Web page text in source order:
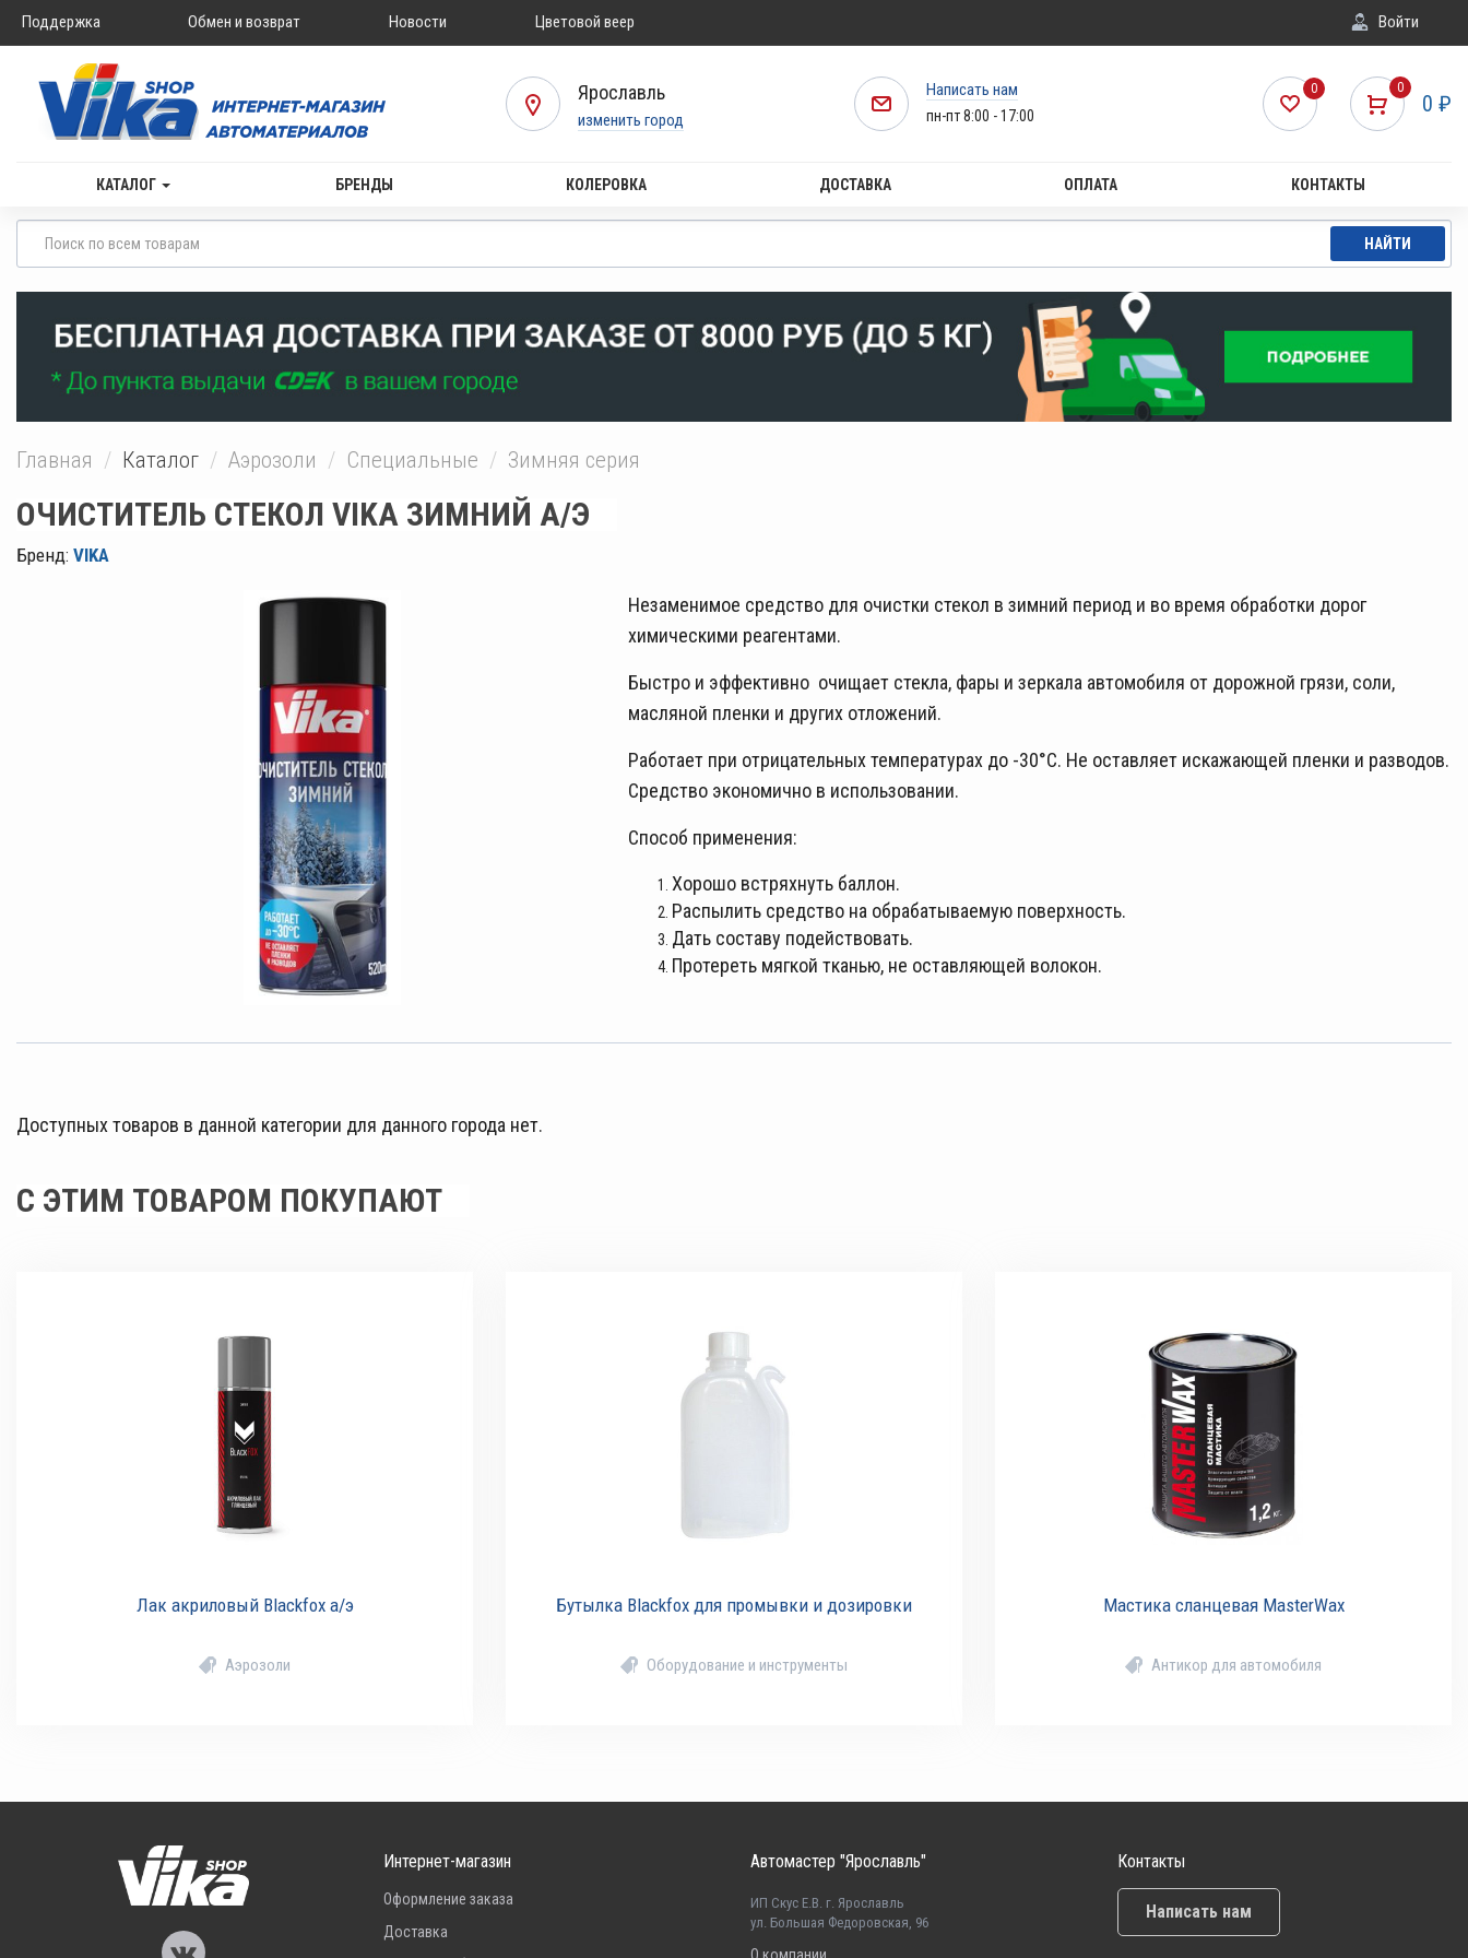
Поддержка Обмен и возврат Новости Цветовой веер Войти
Ярославль
изменить город
Написать нам
пн-пт 8:00 - 17:00
0
0 ₽
0
КАТАЛОГ БРЕНДЫ КОЛЕРОВКА ДОСТАВКА ОПЛАТА КОНТАКТЫ
НАЙТИ
Главная Каталог Аэрозоли Специальные Зимняя серия
ОЧИСТИТЕЛЬ СТЕКОЛ VIKA ЗИМНИЙ А/Э
Бренд: VIKA
Незаменимое средство для очистки стекол в зимний период и во время обработки дорог
химическими реагентами.
Быстро и эффективно очищает стекла, фары и зеркала автомобиля от дорожной грязи, соли,
масляной пленки и других отложений.
Работает при отрицательных температурах до -30°С. Не оставляет искажающей пленки и разводов.
Средство экономично в использовании.
Способ применения:
Хорошо встряхнуть баллон.
Распылить средство на обрабатываемую поверхность.
Дать составу подействовать.
Протереть мягкой тканью, не оставляющей волокон.
Доступных товаров в данной категории для данного города нет.
С ЭТИМ ТОВАРОМ ПОКУПАЮТ
Лак акриловый Blackfox а/э
Аэрозоли
Бутылка Blackfox для промывки и дозировки
Оборудование и инструменты
Мастика сланцевая MasterWax
Антикор для автомобиля
Интернет-магазин
Оформление заказа
Доставка
Автомастер "Ярославль"
ИП Скус Е.В. г. Ярославль
ул. Большая Федоровская, 96
Контакты
Написать нам